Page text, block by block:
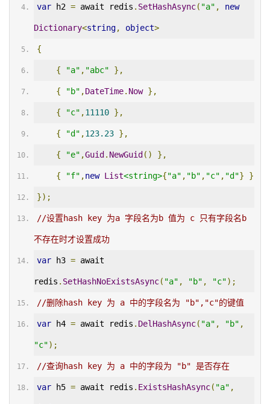
var h2 = await redis . SetHashAsync( "a" , new
Dictionary<string, object>
{
{ "a" , "abc" },
{ "b" ,DateTime. Now },
{ "c" ,11110 },
{ "d" ,123.23 },
{ "e" ,Guid . NewGuid () },
{ "f" ,new List<string>{"a" , "b" , "c" , "d"} }
});
//设置hash key 为a 字段名为b 值为 c 只有字段名b
不存在时才设置成功
var h3 = await
redis . SetHashNoExistsAsync( "a" , "b" , "c");
//删除hash key 为 a 中的字段名为 "b","c"的键值
var h4 = await redis . DelHashAsync( "a" , "b" ,
"c");
//查询hash key 为 a 中的字段为 "b" 是否存在
var h5 = await redis . ExistsHashAsync( "a" ,